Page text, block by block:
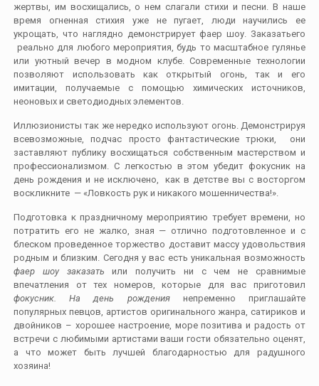
жертвы, им восхищались, о нем слагали стихи и песни. В наше
время огненная стихия уже не пугает, люди научились ее
укрощать, что наглядно демонстрирует фаер шоу. Заказатьего
реально для любого мероприятия, будь то масштабное гулянье
или уютный вечер в модном клубе. Современные технологии
позволяют использовать как открытый огонь, так и его
имитации, получаемые с помощью химических источников,
неоновых и светодиодных элементов.
Иллюзионисты так же нередко используют огонь. Демонстрируя
всевозможные, подчас просто фантастические трюки, они
заставляют публику восхищаться собственным мастерством и
профессионализмом. С легкостью в этом убедит фокусник на
день рождения и не исключено, как в детстве вы с восторгом
воскликните — «Ловкость рук и никакого мошенничества!».
Подготовка к праздничному мероприятию требует времени, но
потратить его не жалко, зная — отлично подготовленное и с
блеском проведенное торжество доставит массу удовольствия
родным и близким. Сегодня у вас есть уникальная возможность
фаер шоу заказать или получить ни с чем не сравнимые
впечатления от тех номеров, которые для вас приготовил
фокусник. На день рождениянепременно приглашайте
популярных певцов, артистов оригинального жанра, сатириков и
двойников – хорошее настроение, море позитива и радость от
встречи с любимыми артистами ваши гости обязательно оценят,
а что может быть лучшей благодарностью для радушного
хозяина!